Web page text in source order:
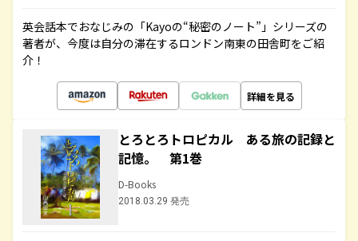
英会話本でおなじみの「Kayoの“秘密のノート”」シリーズの
著者が、今度は自分の滞在するロンドン南東の田舎町をご紹
介！
詳細を見る
とろとろトロピカル ある旅の記録と
記憶。 第1巻
D-Books
2018.03.29 発売